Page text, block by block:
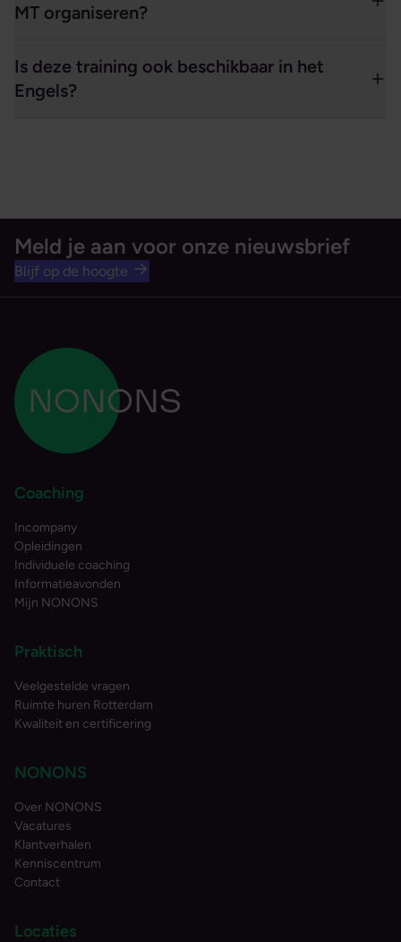
MT organiseren?
Is deze training ook beschikbaar in het
Engels?
Meld je aan voor onze nieuwsbrief
Blijf op de hoogte
Coaching
Incompany
Opleidingen
Individuele coaching
Informatieavonden
Mijn NONONS
Praktisch
Veelgestelde vragen
Ruimte huren Rotterdam
Kwaliteit en certificering
NONONS
Over NONONS
Vacatures
Klantverhalen
Kenniscentrum
Contact
Locaties